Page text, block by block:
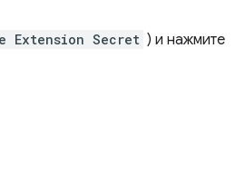
Extension Secret ) и нажмите